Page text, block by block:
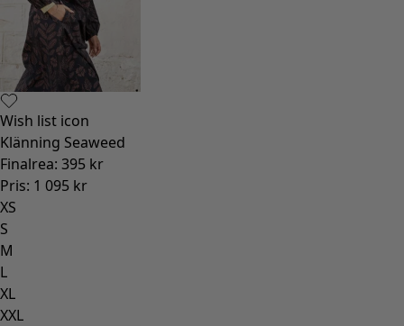
Wish list icon
Klänning Seaweed
Finalrea: 395 kr
Pris: 1 095 kr
XS
S
M
L
XL
XXL